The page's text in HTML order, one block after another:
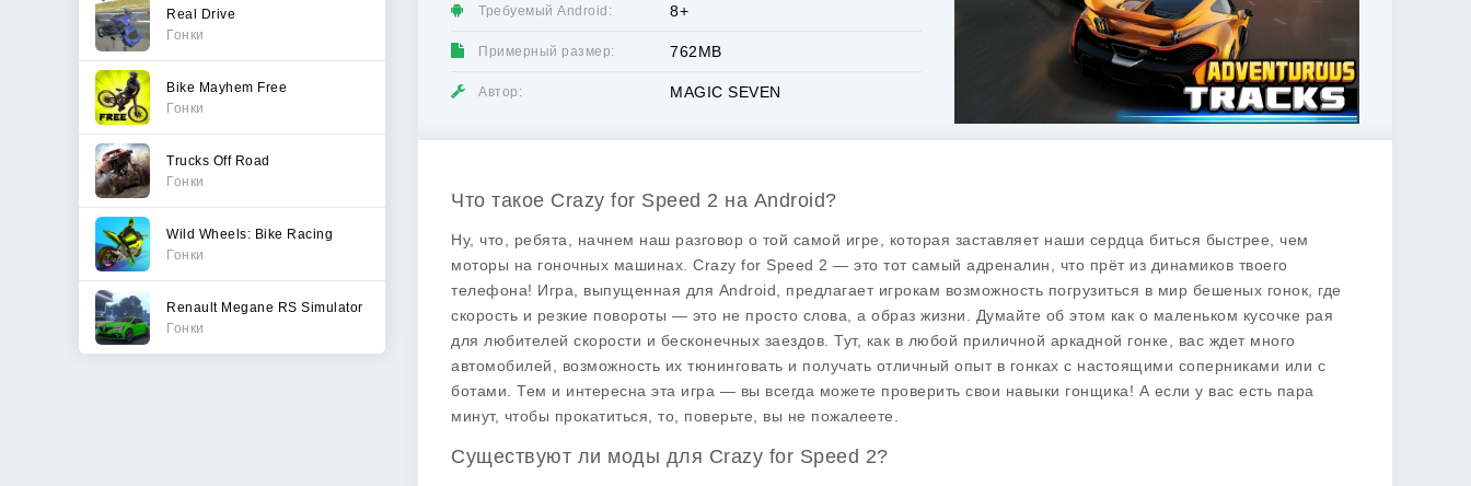
Real Drive
Гонки
Bike Mayhem Free
Гонки
Trucks Off Road
Гонки
Wild Wheels: Bike Racing
Гонки
Renault Megane RS Simulator
Гонки
Требуемый Android: 8+
Примерный размер: 762MB
Автор: MAGIC SEVEN
Что такое Crazy for Speed 2 на Android?
Ну, что, ребята, начнем наш разговор о той самой игре, которая заставляет наши сердца биться быстрее, чем
моторы на гоночных машинах. Crazy for Speed 2 — это тот самый адреналин, что прёт из динамиков твоего
телефона! Игра, выпущенная для Android, предлагает игрокам возможность погрузиться в мир бешеных гонок, где
скорость и резкие повороты — это не просто слова, а образ жизни. Думайте об этом как о маленьком кусочке рая
для любителей скорости и бесконечных заездов. Тут, как в любой приличной аркадной гонке, вас ждет много
автомобилей, возможность их тюнинговать и получать отличный опыт в гонках с настоящими соперниками или с
ботами. Тем и интересна эта игра — вы всегда можете проверить свои навыки гонщика! А если у вас есть пара
минут, чтобы прокатиться, то, поверьте, вы не пожалеете.
Существуют ли моды для Crazy for Speed 2?